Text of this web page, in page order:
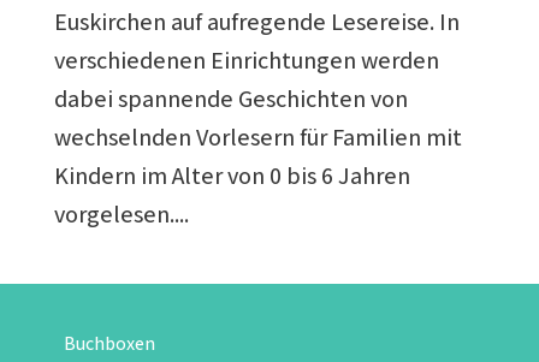
Euskirchen auf aufregende Lesereise. In
verschiedenen Einrichtungen werden
dabei spannende Geschichten von
wechselnden Vorlesern für Familien mit
Kindern im Alter von 0 bis 6 Jahren
vorgelesen....
Buchboxen